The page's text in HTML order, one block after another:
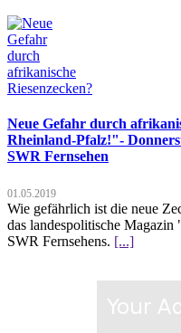
Neue Gefahr durch
Rheinland-Pfalz!"-
SWR Fernsehen
01.05.2019
Wie gefährlich ist die neue
das landespolitische
SWR Fernsehens. [...]